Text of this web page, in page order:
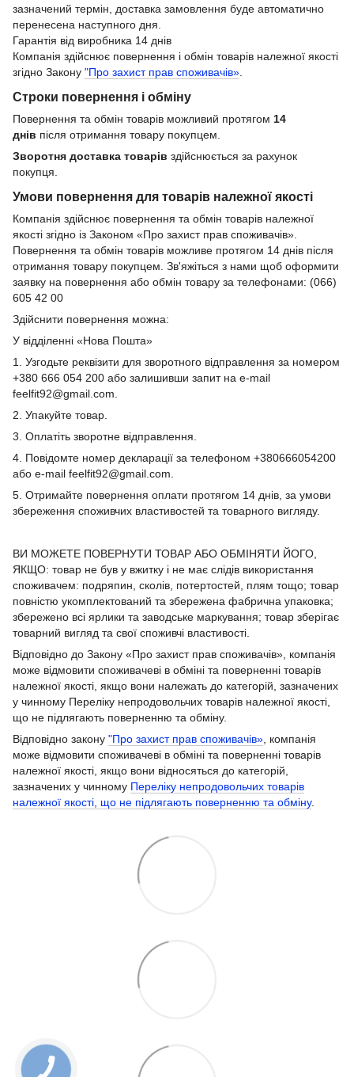
зазначений термін, доставка замовлення буде автоматично
перенесена наступного дня.
Гарантія від виробника 14 днів
Компанія здійснює повернення і обмін товарів належної якості
згідно Закону "Про захист прав споживачів»
Строки повернення і обміну
Повернення та обмін товарів можливий протягом 14
днів після отримання товару покупцем.
Зворотня доставка товарів здійснюється за рахунок
покупця.
Умови повернення для товарів належної якості
Компанія здійснює повернення та обмін товарів належної
якості згідно із Законом «Про захист прав споживачів».
Повернення та обмін товарів можливе протягом 14 днів після
отримання товару покупцем. Зв'яжіться з нами щоб оформити
заявку на повернення або обмін товару за телефонами: (066)
605 42 00
Здійснити повернення можна:
У відділенні «Нова Пошта»
1. Узгодьте реквізити для зворотного відправлення за номером
+380 666 054 200 або залишивши запит на e-mail
feelfit92@gmail.com.
2. Упакуйте товар.
3. Оплатіть зворотне відправлення.
4. Повідомте номер декларації за телефоном +380666054200
або e-mail feelfit92@gmail.com.
5. Отримайте повернення оплати протягом 14 днів, за умови
збереження споживчих властивостей та товарного вигляду.
ВИ МОЖЕТЕ ПОВЕРНУТИ ТОВАР АБО ОБМІНЯТИ ЙОГО,
ЯКЩО: товар не був у вжитку і не має слідів використання
споживачем: подряпин, сколів, потертостей, плям тощо; товар
повністю укомплектований та збережена фабрична упаковка;
збережено всі ярлики та заводське маркування; товар зберігає
товарний вигляд та свої споживчі властивості.
Відповідно до Закону «Про захист прав споживачів», компанія
може відмовити споживачеві в обміні та поверненні товарів
належної якості, якщо вони належать до категорій, зазначених
у чинному Переліку непродовольчих товарів належної якості,
що не підлягають поверненню та обміну.
Відповідно закону "Про захист прав споживачів» , компанія
може відмовити споживачеві в обміні та поверненні товарів
належної якості, якщо вони відносяться до категорій,
зазначених у чинному Переліку непродовольчих товарів
належної якості, що не підлягають поверненню та обміну.